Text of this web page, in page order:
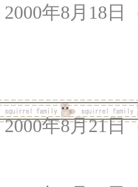
2000年8月18日
2000年8月21日